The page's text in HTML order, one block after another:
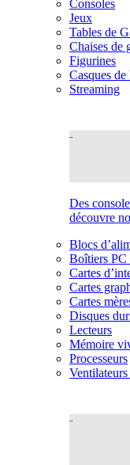
Consoles
Jeux
Tables de
Chaises de
Figurines
Casques
Streaming
Des
découvre
Blocs
Boîtiers PC
Cartes
Cartes
Cartes
Disques
Lecteurs
Mémoire
Processeurs